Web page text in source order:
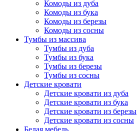
Комоды из дуба
Комоды из бука
Комоды из березы
Комоды из сосны
Тумбы из массива
Тумбы из дуба
Тумбы из бука
Тумбы из березы
Тумбы из сосны
Детские кровати
Детские кровати из дуба
Детские кровати из бука
Детские кровати из березы
Детские кровати из сосны
Белая мебель